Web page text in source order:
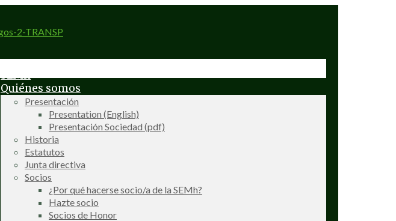
SEMh
Quiénes somos
Presentación
Presentation (English)
Presentación Sociedad (pdf)
Historia
Estatutos
Junta directiva
Socios
¿Por qué hacerse socio/a de la SEMh?
Hazte socio
Socios de Honor